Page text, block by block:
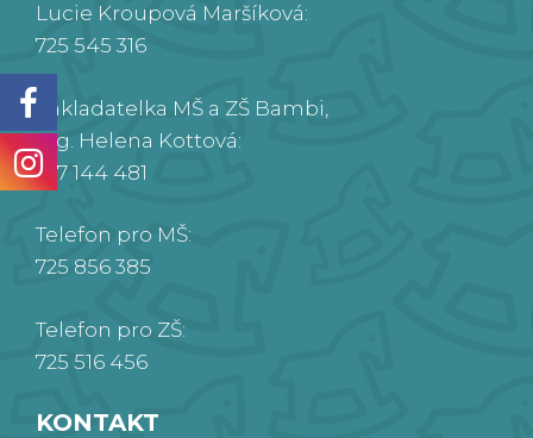
Lucie Kroupová Maršíková:
725 545 316
Zakladatelka MŠ a ZŠ Bambi,
Ing. Helena Kottová:
777 144 481
Telefon pro MŠ:
725 856 385
Telefon pro ZŠ:
725 516 456
KONTAKT